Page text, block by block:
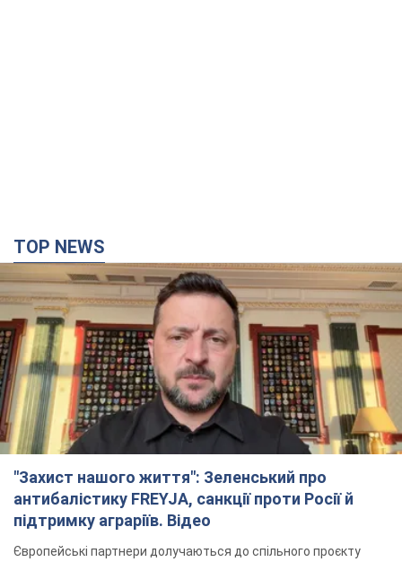
TOP NEWS
"Захист нашого життя": Зеленський про
антибалістику FREYJA, санкції проти Росії й
підтримку аграріїв. Відео
Європейські партнери долучаються до спільного проєкту